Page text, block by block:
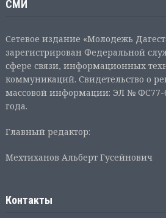
СМИ
Сетевое издание «Молодежь
зарегистрирован Федеральной
сфере связи, информационных
коммуникаций. Свидетельство о
массовой информации: ЭЛ № ФС77-
года.
Главный редактор:
Мехтиханов Альберт Гусейнович
Контакты